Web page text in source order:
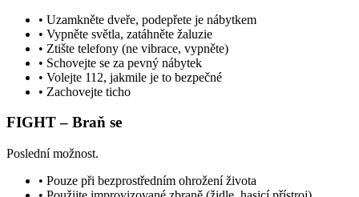
• Uzamkněte dveře, podepřete je nábytkem
• Vypněte světla, zatáhněte žaluzie
• Ztište telefony (ne vibrace, vypněte)
• Schovejte se za pevný nábytek
• Volejte 112, jakmile je to bezpečné
• Zachovejte ticho
FIGHT – Braň se
Poslední možnost.
• Pouze při bezprostředním ohrožení života